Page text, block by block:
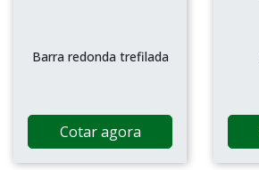
Barra redonda trefilada
Cotar agora